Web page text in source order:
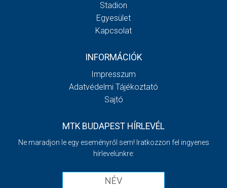
Stadion
Egyesület
Kapcsolat
INFORMÁCIÓK
Impresszum
Adatvédelmi Tájékoztató
Sajtó
MTK BUDAPEST HÍRLEVÉL
Ne maradjon le egy eseményről sem! Iratkozzon fel ingyenes
hírlevelünkre: